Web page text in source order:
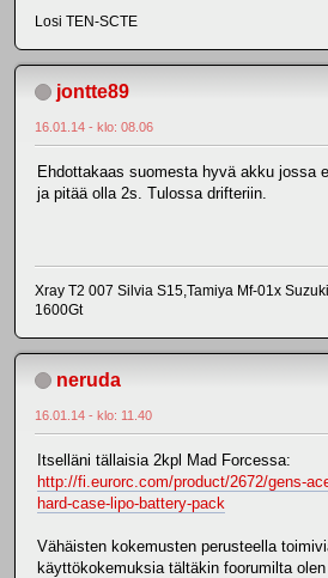
Losi TEN-SCTE
jontte89
16.01.14 - klo: 08.06
Ehdottakaas suomesta hyvä akku jossa
ja pitää olla 2s. Tulossa drifteriin.
Xray T2 007 Silvia S15,Tamiya Mf-01x
1600Gt
neruda
16.01.14 - klo: 11.40
Itselläni tällaisia 2kpl Mad Forcessa:
http://fi.eurorc.com/product/2672/gens-
hard-case-lipo-battery-pack
Vähäisten kokemusten perusteella
käyttökokemuksia tältäkin foorumilta